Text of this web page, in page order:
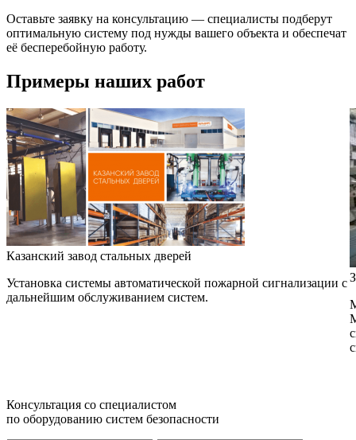
Оставьте заявку на консультацию — специалисты подберут
оптимальную систему под нужды вашего объекта и обеспечат
её бесперебойную работу.
Примеры наших работ
Казанский завод стальных дверей
Установка системы автоматической пожарной сигнализации с
дальнейшим обслуживанием систем.
Консультация со специалистом
по оборудованию систем безопасности